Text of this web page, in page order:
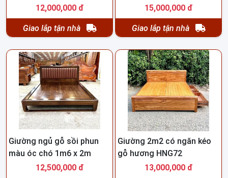
12,000,000 đ
Giao lắp tận nhà
15,000,000 đ
Giao lắp tận nhà
Giường ngủ gỗ sồi phun
màu óc chó 1m6 x 2m
12,500,000 đ
Giường 2m2 có ngăn kéo
gỗ hương HNG72
13,000,000 đ